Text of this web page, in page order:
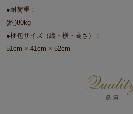
●耐荷重：
(約)80kg
●梱包サイズ（縦・横・高さ）：
51cm × 41cm × 52cm